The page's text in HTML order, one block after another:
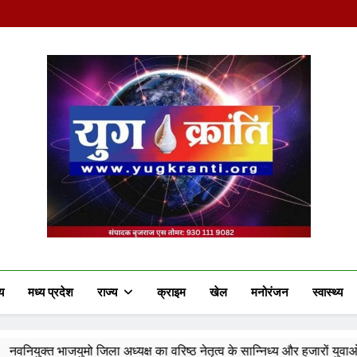
Yug Kranti |
मध्य प्रदेश राज्य क्राइम खेल मनोरंजन स्वास्थ्य
का वरिष्ठ नेतृत्व के सान्निध्य और हजारों युवाओं के समक्ष पदभार ग्रहण